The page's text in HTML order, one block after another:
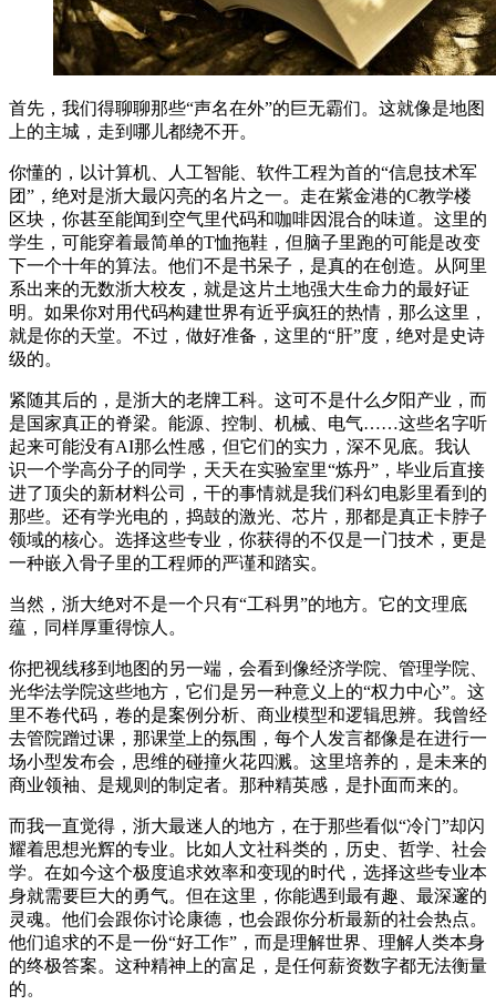
首先，我们得聊聊那些“声名在外”的巨无霸们。这就像是地图
上的主城，走到哪儿都绕不开。
你懂的，以计算机、人工智能、软件工程为首的“信息技术军
团”，绝对是浙大最闪亮的名片之一。走在紫金港的C教学楼
区块，你甚至能闻到空气里代码和咖啡因混合的味道。这里的
学生，可能穿着最简单的T恤拖鞋，但脑子里跑的可能是改变
下一个十年的算法。他们不是书呆子，是真的在创造。从阿里
系出来的无数浙大校友，就是这片土地强大生命力的最好证
明。如果你对用代码构建世界有近乎疯狂的热情，那么这里，
就是你的天堂。不过，做好准备，这里的“肝”度，绝对是史诗
级的。
紧随其后的，是浙大的老牌工科。这可不是什么夕阳产业，而
是国家真正的脊梁。能源、控制、机械、电气……这些名字听
起来可能没有AI那么性感，但它们的实力，深不见底。我认
识一个学高分子的同学，天天在实验室里“炼丹”，毕业后直接
进了顶尖的新材料公司，干的事情就是我们科幻电影里看到的
那些。还有学光电的，捣鼓的激光、芯片，那都是真正卡脖子
领域的核心。选择这些专业，你获得的不仅是一门技术，更是
一种嵌入骨子里的工程师的严谨和踏实。
当然，浙大绝对不是一个只有“工科男”的地方。它的文理底
蕴，同样厚重得惊人。
你把视线移到地图的另一端，会看到像经济学院、管理学院、
光华法学院这些地方，它们是另一种意义上的“权力中心”。这
里不卷代码，卷的是案例分析、商业模型和逻辑思辨。我曾经
去管院蹭过课，那课堂上的氛围，每个人发言都像是在进行一
场小型发布会，思维的碰撞火花四溅。这里培养的，是未来的
商业领袖、是规则的制定者。那种精英感，是扑面而来的。
而我一直觉得，浙大最迷人的地方，在于那些看似“冷门”却闪
耀着思想光辉的专业。比如人文社科类的，历史、哲学、社会
学。在如今这个极度追求效率和变现的时代，选择这些专业本
身就需要巨大的勇气。但在这里，你能遇到最有趣、最深邃的
灵魂。他们会跟你讨论康德，也会跟你分析最新的社会热点。
他们追求的不是一份“好工作”，而是理解世界、理解人类本身
的终极答案。这种精神上的富足，是任何薪资数字都无法衡量
的。